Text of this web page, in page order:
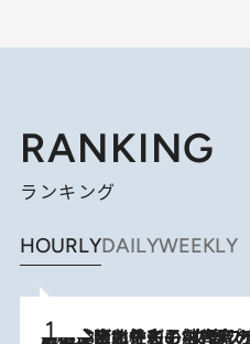
RANKING
ランキング
HOURLYDAILYWEEKLY
2026.8.3
《「文士の子ども被害者の会」発足！》阿川佐和子（72）が語る遠藤周作に北杜夫、劇作家・矢代静一の子どもたちの“文豪プライベート事件簿”